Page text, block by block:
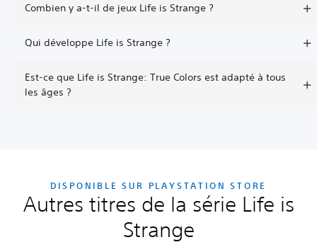
Combien y a-t-il de jeux Life is Strange ?
Qui développe Life is Strange ?
Est-ce que Life is Strange: True Colors est adapté à tous
les âges ?
DISPONIBLE SUR PLAYSTATION STORE
Autres titres de la série Life is
Strange